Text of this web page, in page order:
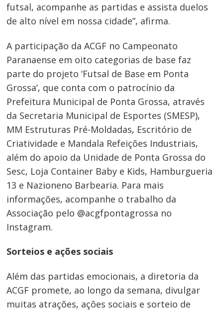
futsal, acompanhe as partidas e assista duelos
de alto nível em nossa cidade”, afirma.
A participação da ACGF no Campeonato
Paranaense em oito categorias de base faz
parte do projeto ‘Futsal de Base em Ponta
Grossa’, que conta com o patrocínio da
Prefeitura Municipal de Ponta Grossa, através
da Secretaria Municipal de Esportes (SMESP),
MM Estruturas Pré-Moldadas, Escritório de
Criatividade e Mandala Refeições Industriais,
além do apoio da Unidade de Ponta Grossa do
Sesc, Loja Container Baby e Kids, Hamburgueria
13 e Nazioneno Barbearia. Para mais
informações, acompanhe o trabalho da
Associação pelo @acgfpontagrossa no
Instagram.
Sorteios e ações sociais
Além das partidas emocionais, a diretoria da
ACGF promete, ao longo da semana, divulgar
muitas atrações, ações sociais e sorteio de
Navegação
de